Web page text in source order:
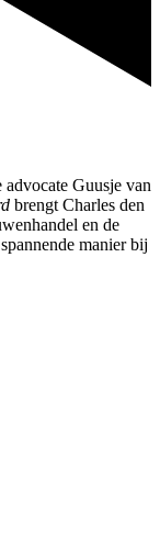
Guusje van
brengt Charles den
en de
manier bij